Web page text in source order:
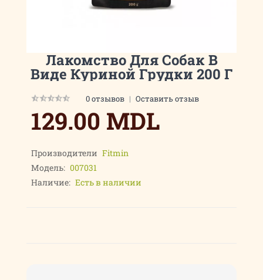
Лакомство Для Собак В
Виде Куриной Грудки 200 Г
0 отзывов | Оставить отзыв
129.00 MDL
Производители Fitmin
Модель: 007031
Наличие: Есть в наличии